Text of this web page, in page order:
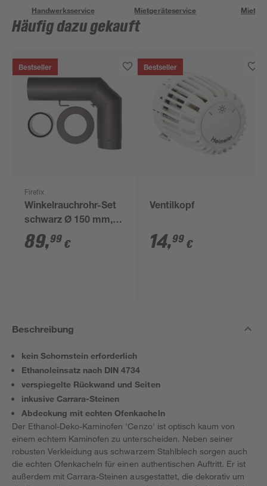
Handwerksservice Mietgeräteservice
Häufig dazu gekauft
Bestseller
Firefix
Winkelrauchrohr-Set
schwarz Ø 150 mm,
3-teilig
89,99 €
Bestseller
Ventilkopf
14,99 €
Beschreibung
kein Schornstein erforderlich
Ethanoleinsatz nach DIN 4734
verspiegelte Rückwand und Seiten
inkusive Carrara-Steinen
Abdeckung mit echten Ofenkacheln
Der Ethanol-Deko-Kaminofen 'Cenzo' ist optisch kaum von
einem echtem Kaminofen zu unterscheiden. Neben seiner
robusten Verkleidung aus schwarzem Stahlblech sorgen auch
die echten Ofenkacheln für einen authentischen Auftritt. Er ist
außerdem mit Carrara-Steinen ausgestattet, die dekorativ um